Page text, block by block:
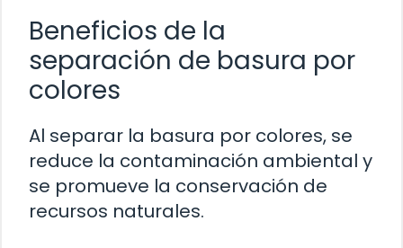
Beneficios de la
separación de basura por
colores
Al separar la basura por colores, se
reduce la contaminación ambiental y
se promueve la conservación de
recursos naturales.